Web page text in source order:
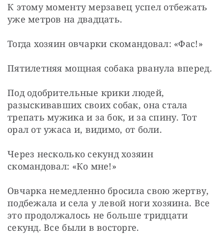
К этому моменту мерзавец успел отбежать
уже метров на двадцать.
Тогда хозяин овчарки скомандовал: «Фас!»
Пятилетняя мощная собака рванула вперед.
Под одобрительные крики людей,
разыскивавших своих собак, она стала
трепать мужика и за бок, и за спину. Тот
орал от ужаса и, видимо, от боли.
Через несколько секунд хозяин
скомандовал: «Ко мне!»
Овчарка немедленно бросила свою жертву,
подбежала и села у левой ноги хозяина. Все
это продолжалось не больше тридцати
секунд. Все были в восторге.